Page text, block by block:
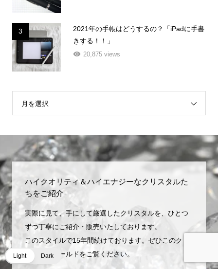
3
2021年の手帳はどうするの？「iPadに手書
きする！！」
20,875 views
月を選択
ハイクオリティ＆ハイエナジーなクリスタルた
ちをご紹介
実際に見て、手にして厳選したクリスタルを、ひとつ
ずつ丁寧にご紹介・販売いたしております。
このスタイルで15年間続けております。ぜひこのクリ
スタル・ワールドをご覧ください。
Light Dark